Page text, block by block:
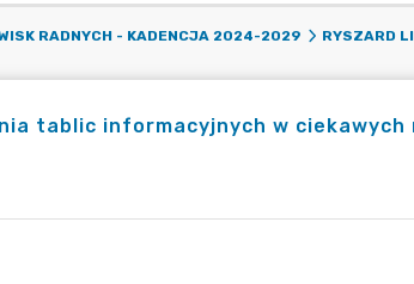
RADNYCH - KADENCJA 2024-2029
RYSZARD
tablic informacyjnych w ciekawych